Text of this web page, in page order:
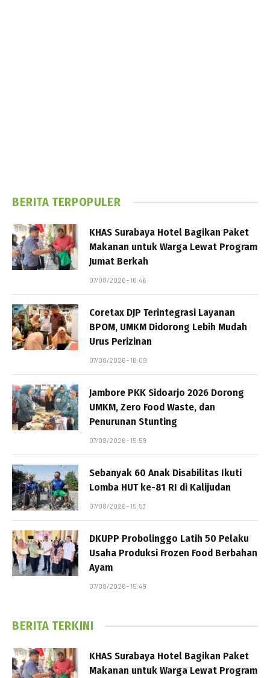
BERITA TERPOPULER
KHAS Surabaya Hotel Bagikan Paket
Makanan untuk Warga Lewat Program
Jumat Berkah
07/08/2026 - 16:46
Coretax DJP Terintegrasi Layanan
BPOM, UMKM Didorong Lebih Mudah
Urus Perizinan
07/08/2026 - 16:09
Jambore PKK Sidoarjo 2026 Dorong
UMKM, Zero Food Waste, dan
Penurunan Stunting
07/08/2026 - 15:59
Sebanyak 60 Anak Disabilitas Ikuti
Lomba HUT ke-81 RI di Kalijudan
07/08/2026 - 15:53
DKUPP Probolinggo Latih 50 Pelaku
Usaha Produksi Frozen Food Berbahan
Ayam
07/08/2026 - 15:49
BERITA TERKINI
KHAS Surabaya Hotel Bagikan Paket
Makanan untuk Warga Lewat Program